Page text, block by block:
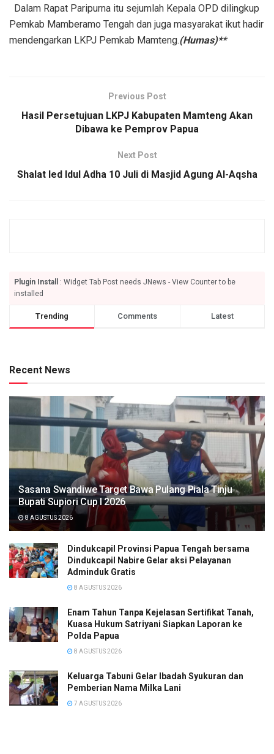
Dalam Rapat Paripurna itu sejumlah Kepala OPD dilingkup
Pemkab Mamberamo Tengah dan juga masyarakat ikut hadir
mendengarkan LKPJ Pemkab Mamteng.(Humas)**
Previous Post
Hasil Persetujuan LKPJ Kabupaten Mamteng Akan
Dibawa ke Pemprov Papua
Next Post
Shalat Ied Idul Adha 10 Juli di Masjid Agung Al-Aqsha
Plugin Install
: Widget Tab Post needs JNews - View Counter to be
installed
Trending Comments Latest
Recent News
Sasana Swandiwe Target Bawa Pulang Piala Tinju
Bupati Supiori Cup I 2026
8 AGUSTUS 2026
Dindukcapil Provinsi Papua Tengah bersama
Dindukcapil Nabire Gelar aksi Pelayanan
Adminduk Gratis
8 AGUSTUS 2026
Enam Tahun Tanpa Kejelasan Sertifikat Tanah,
Kuasa Hukum Satriyani Siapkan Laporan ke
Polda Papua
8 AGUSTUS 2026
Keluarga Tabuni Gelar Ibadah Syukuran dan
Pemberian Nama Milka Lani
7 AGUSTUS 2026